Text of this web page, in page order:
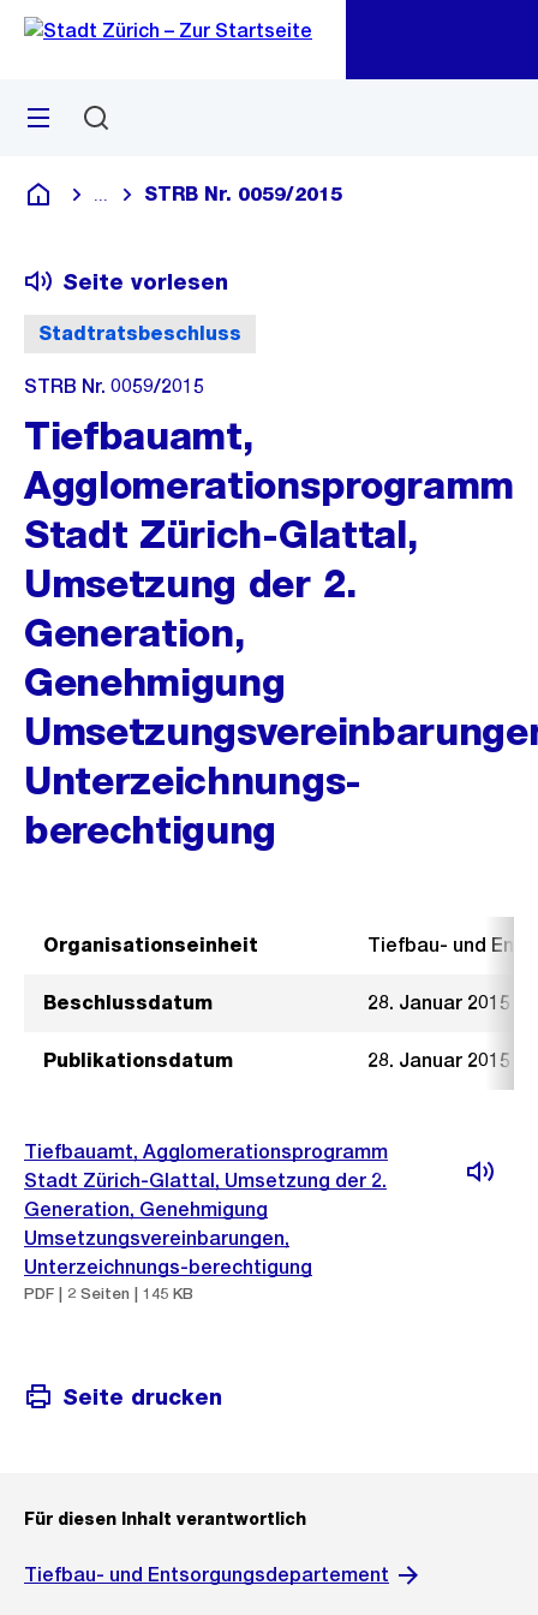
Navigation
Sprunglink
Menü
Deutsch
Blende alle Breadcrumbs ein
STRB Nr. 0059/2015
Stadtratsbeschluss
Seite vorlesen
STRB Nr. 0059/2015
Tiefbauamt,
Agglomerationsprogramm
Stadt Zürich-Glattal,
Umsetzung der 2.
Generation,
Genehmigung
Unterzeichnungs-
berechtigung
Organisationseinheit Tiefbau- und
Beschlussdatum 28. Januar 2015
Publikationsdatum 28. Januar 2015
Tiefbauamt, Agglomerationsprogramm
Stadt Zürich-Glattal, Umsetzung der 2.
Generation, Genehmigung
Umsetzungsvereinbarungen,
Unterzeichnungs-berechtigung
PDF | 2 Seiten | 145 KB
Seite drucken
Für diesen Inhalt verantwortlich
Tiefbau- und Entsorgungsdepartement